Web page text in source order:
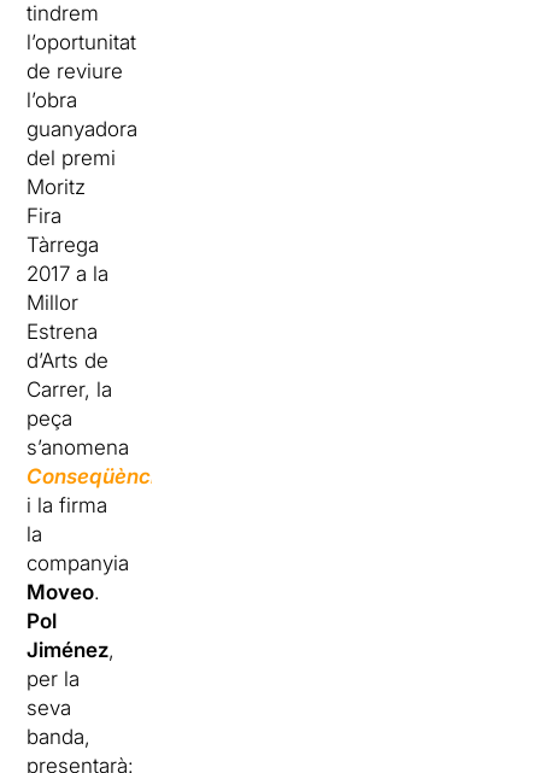
tindrem
l’oportunitat
de reviure
l’obra
guanyadora
del premi
Moritz
Fira
Tàrrega
2017 a la
Millor
Estrena
d’Arts de
Carrer, la
peça
s’anomena
Conseqüències
i la firma
la
companyia
Moveo.
Pol
Jiménez,
per la
seva
banda,
presentarà: